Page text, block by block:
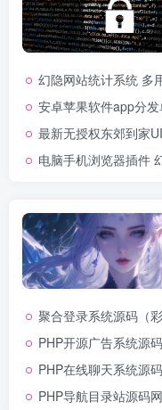
幻隐网站统计系统 多
安卓苹果软件app分
最新无授权东郊到家
电脑手机浏览器插件
聚合登录系统源码（
PHP开源广告系统源
PHP在线聊天系统源
PHP导航目录站源码